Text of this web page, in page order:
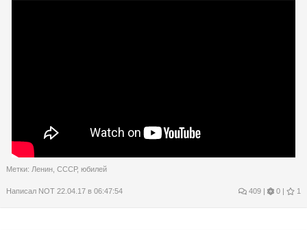
Метки: Ленин СССР, юбилей
Написал NOT 22.04.17 в 06:47:54 409 0 | 1